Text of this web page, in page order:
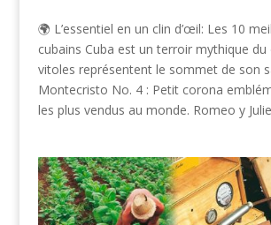
🌍 L’essentiel en un clin d’œil: Les 10
cubains Cuba est un terroir mythique du
vitoles représentent le sommet de son
Montecristo No. 4 : Petit corona
les plus vendus au monde. Romeo y